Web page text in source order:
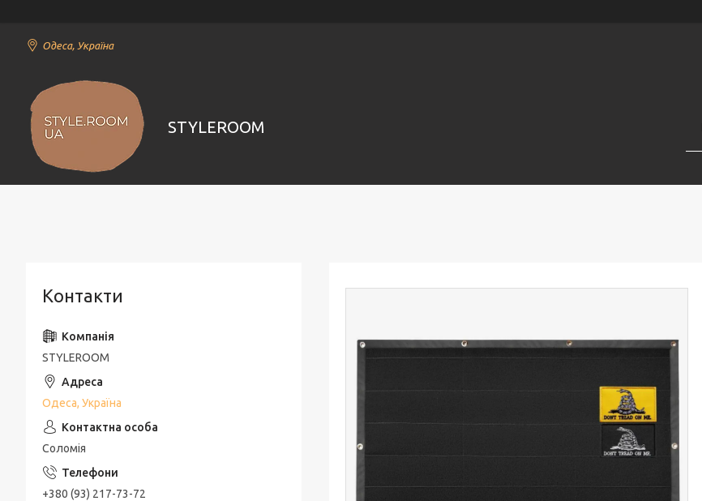
Одеса, Україна
STYLEROOM
Контакти
STYLEROOM
Одеса, Україна
Соломія
+380 (93) 217-73-72